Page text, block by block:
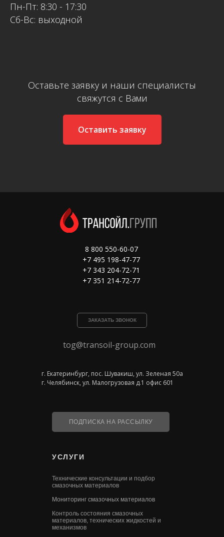
Пн-Пт: 8:30 - 17:30
Cб-Вс: выходной
Оставьте заявку и наши специалисты
свяжутся с Вами
Оставить заявку
УСЛУГИ
Технические консультации и подбор
смазочных материалов
Мониторинг смазочных материалов
Контроль состояния смазочных
материалов, технических жидкостей и
механизмов
ПОДПИСКА НА РАССЫЛКУ
8 800 550-60-07
+7 495 198-47-77
+7 343 204-72-71
+7 351 214-72-77
ЗАКАЗАТЬ ЗВОНОК
tog@transoil-group.com
г. Екатеринбург, пос. Шувакиш, ул. Зеленая 50а
г. Челябинск, ул. Малогрузовая д.1 офис 601